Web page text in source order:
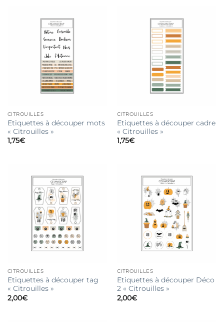
CITROUILLES
Etiquettes à découper mots
« Citrouilles »
1,75€
CITROUILLES
Etiquettes à découper cadre
« Citrouilles »
1,75€
CITROUILLES
Etiquettes à découper tag
« Citrouilles »
2,00€
CITROUILLES
Etiquettes à découper Déco
2 « Citrouilles »
2,00€